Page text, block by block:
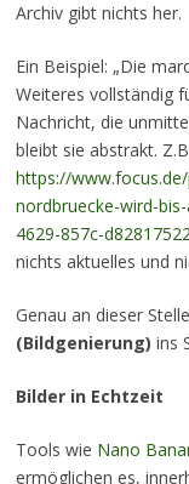
Archiv gibt nichts her.
Ein Beispiel: „Die
Weiteres vollständig
Nachricht, die
bleibt sie abstrakt.
https://
nordbruecke-wird-
4629-857c-
nichts aktuelles und
Genau an dieser
(Bildgenierung) ins
Bilder in Echtzeit
Tools wie Nano
ermöglichen es,